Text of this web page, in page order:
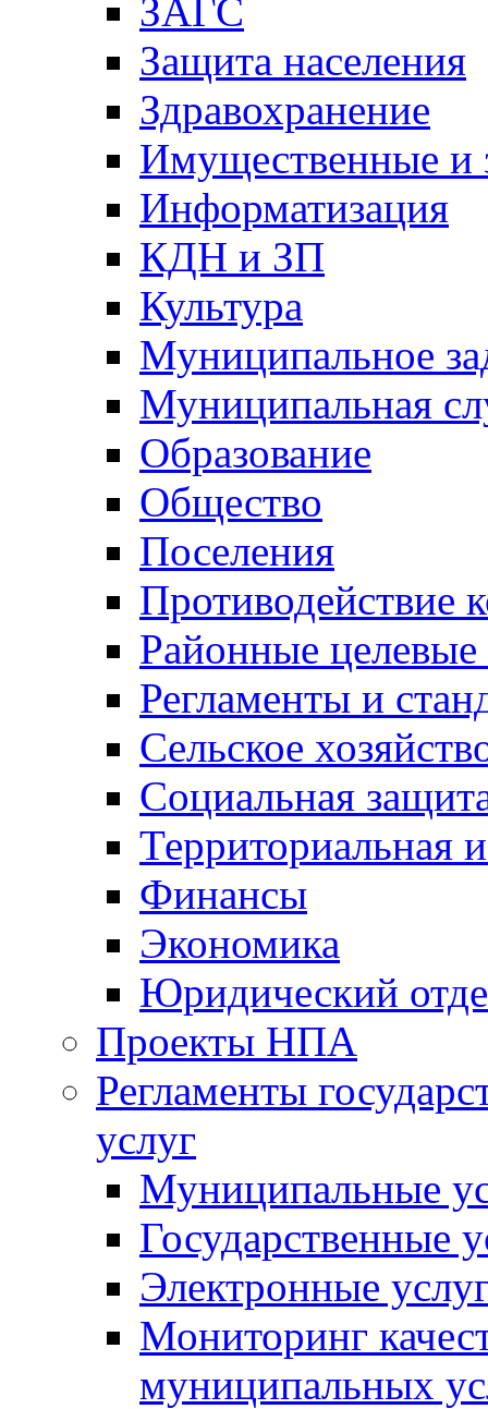
ЗАГС
Защита населения
Здравохранение
Имущественные и
Информатизация
КДН и ЗП
Культура
Муниципальное
Муниципальная
Образование
Общество
Поселения
Противодействие
Районные
Регламенты и
Сельское
Социальная
Территориальная
Финансы
Экономика
Юридический
Проекты НПА
Регламенты
услуг
Муниципальные
Государственные
Электронные
Мониторинг
муниципальных